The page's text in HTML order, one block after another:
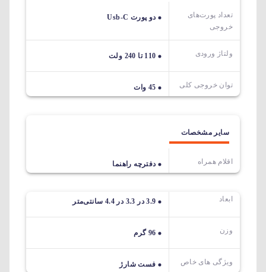
تعداد پورت‌های
خروجی
دو پورت Usb-C
ولتاژ ورودی 110 تا 240 ولت
توان خروجی کلی 45 وات
سایر مشخصات
اقلام همراه دفترچه راهنما
ابعاد 3.9 در 3.3 در 4.4 سانتی‌متر
وزن 96 گرم
ویژگی های خاص فست شارژ